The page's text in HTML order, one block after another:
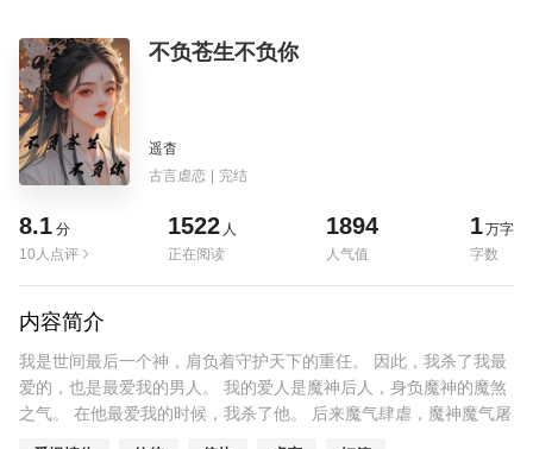
不负苍生不负你
遥杳
古言虐恋 | 完结
8.1 分
10人点评
1522 人
正在阅读
1894
人气值
1万字
字数
内容简介
我是世间最后一个神，肩负着守护天下的重任。 因此，我杀了我最
爱的，也是最爱我的男人。 我的爱人是魔神后人，身负魔神的魔煞
之气。 在他最爱我的时候，我杀了他。 后来魔气肆虐，魔神魔气屠